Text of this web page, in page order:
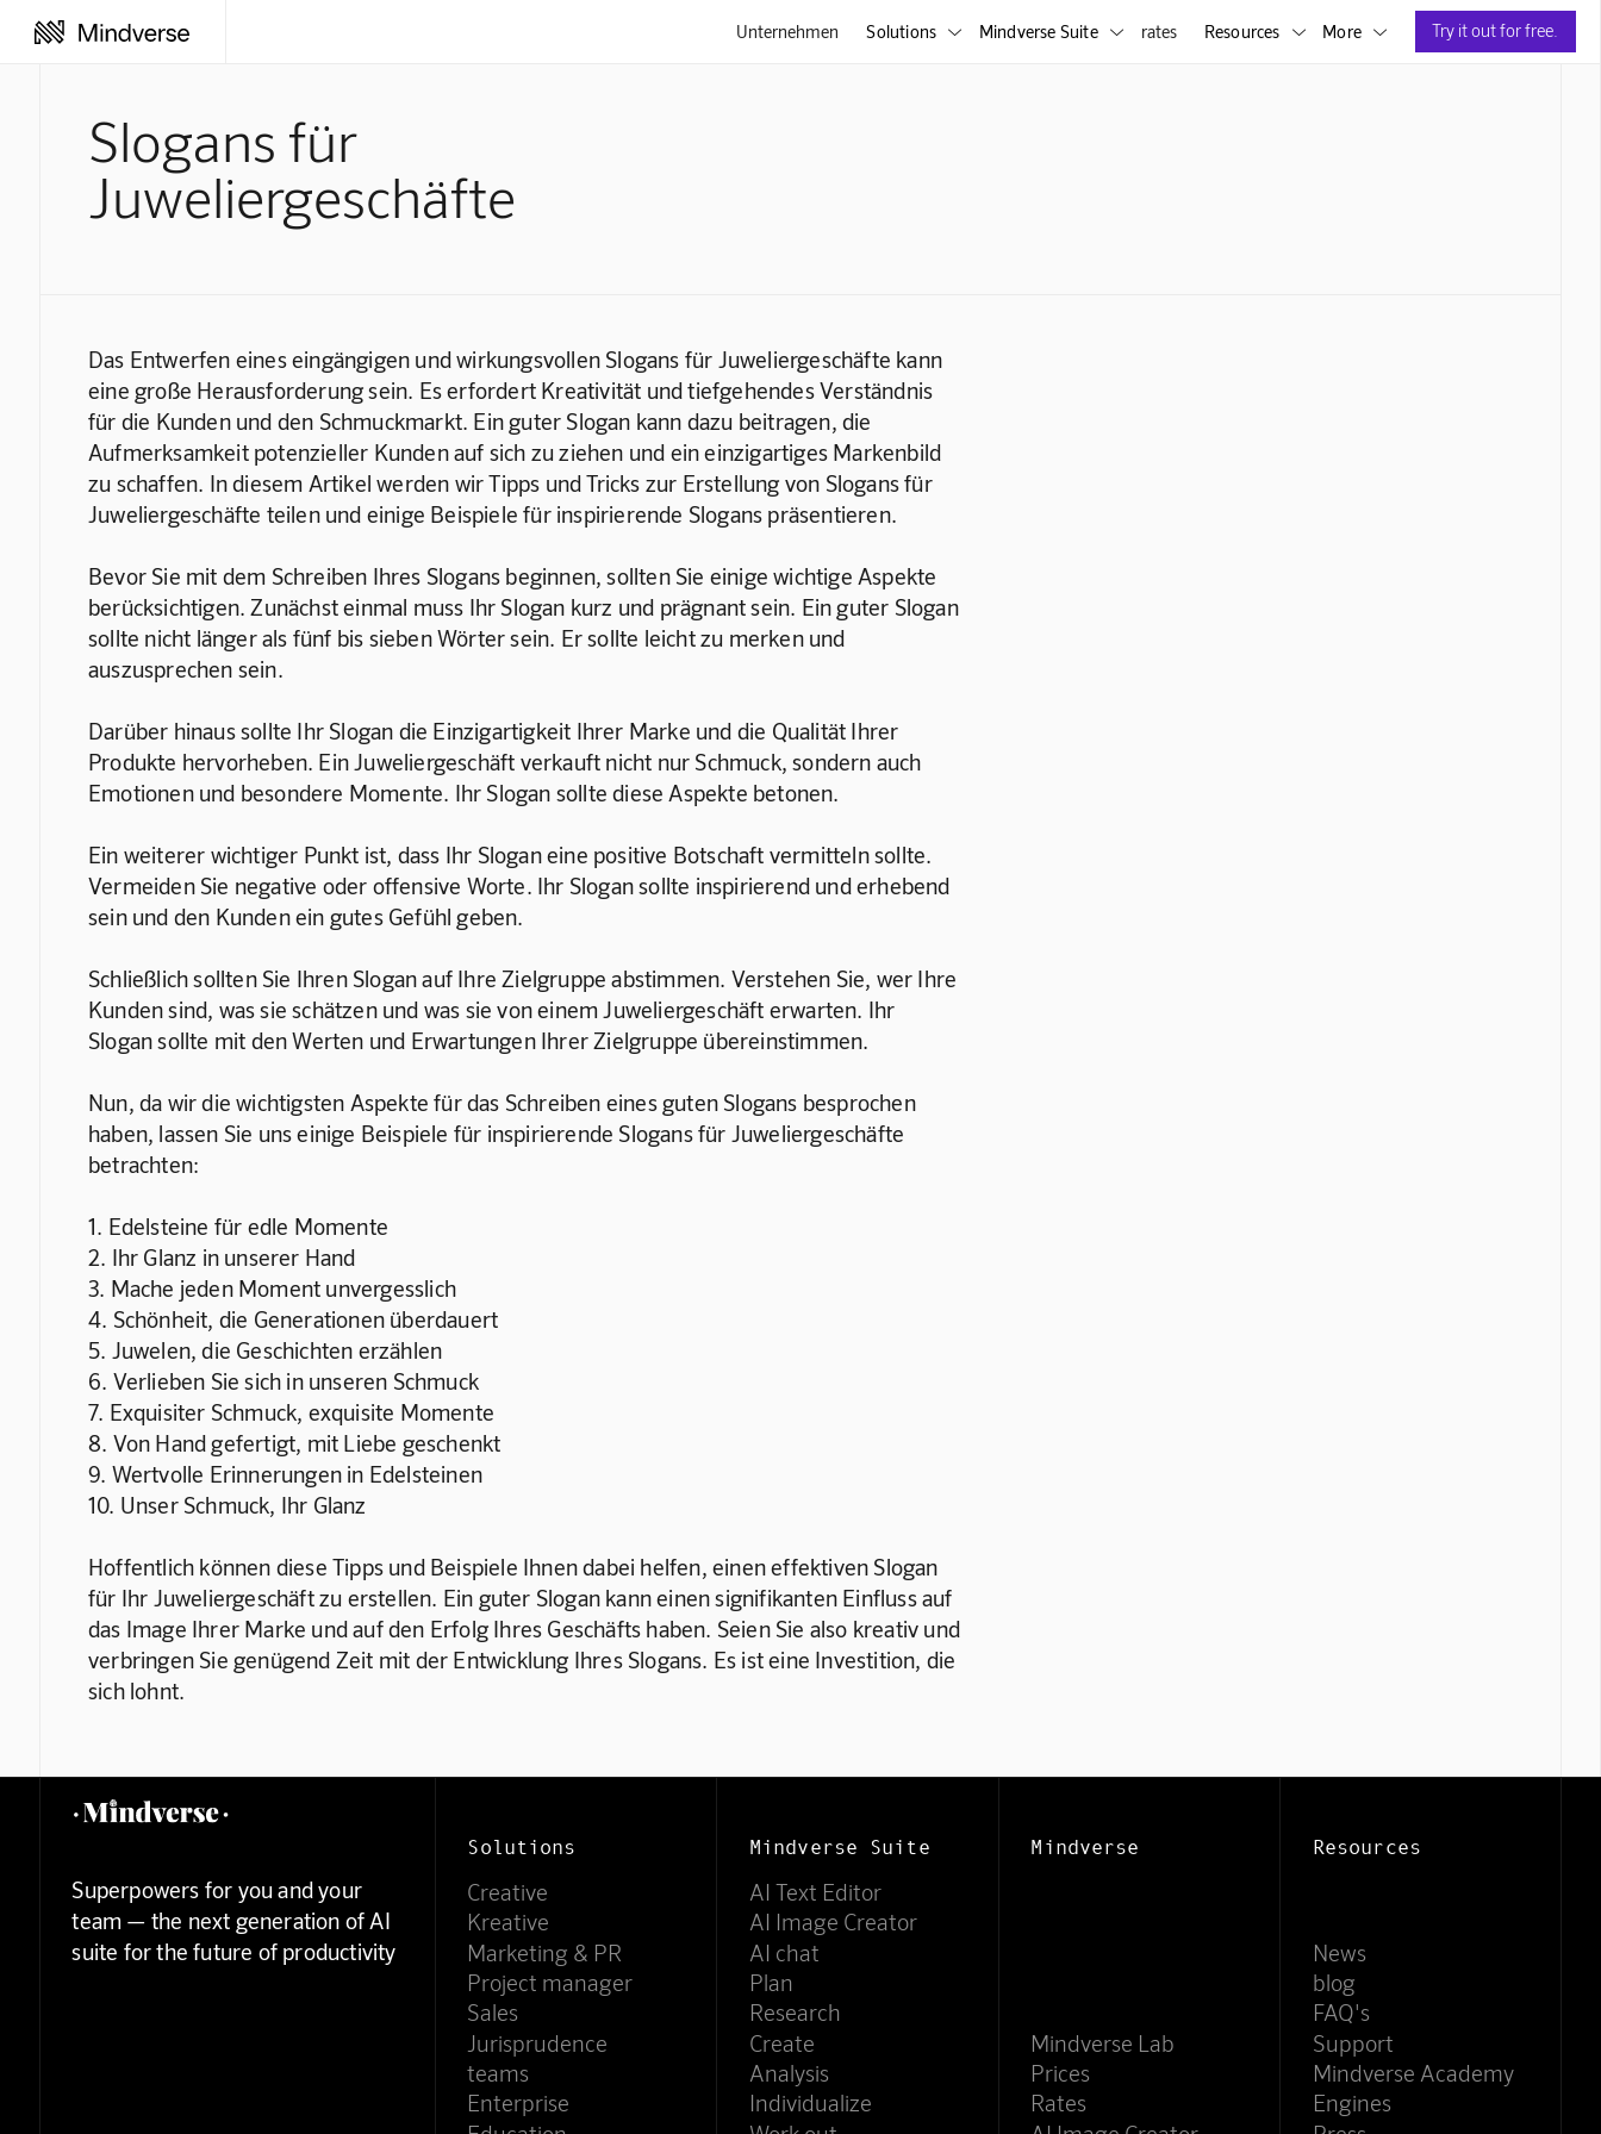
Unternehmen Solutions  Mindverse Suite  rates Resources  More  Try it out for free.
Slogans für
Juweliergeschäfte
Das Entwerfen eines eingängigen und wirkungsvollen Slogans für Juweliergeschäfte kann
eine große Herausforderung sein. Es erfordert Kreativität und tiefgehendes Verständnis
für die Kunden und den Schmuckmarkt. Ein guter Slogan kann dazu beitragen, die
Aufmerksamkeit potenzieller Kunden auf sich zu ziehen und ein einzigartiges Markenbild
zu schaffen. In diesem Artikel werden wir Tipps und Tricks zur Erstellung von Slogans für
Juweliergeschäfte teilen und einige Beispiele für inspirierende Slogans präsentieren.
Bevor Sie mit dem Schreiben Ihres Slogans beginnen, sollten Sie einige wichtige Aspekte
berücksichtigen. Zunächst einmal muss Ihr Slogan kurz und prägnant sein. Ein guter Slogan
sollte nicht länger als fünf bis sieben Wörter sein. Er sollte leicht zu merken und
auszusprechen sein.
Darüber hinaus sollte Ihr Slogan die Einzigartigkeit Ihrer Marke und die Qualität Ihrer
Produkte hervorheben. Ein Juweliergeschäft verkauft nicht nur Schmuck, sondern auch
Emotionen und besondere Momente. Ihr Slogan sollte diese Aspekte betonen.
Ein weiterer wichtiger Punkt ist, dass Ihr Slogan eine positive Botschaft vermitteln sollte.
Vermeiden Sie negative oder offensive Worte. Ihr Slogan sollte inspirierend und erhebend
sein und den Kunden ein gutes Gefühl geben.
Schließlich sollten Sie Ihren Slogan auf Ihre Zielgruppe abstimmen. Verstehen Sie, wer Ihre
Kunden sind, was sie schätzen und was sie von einem Juweliergeschäft erwarten. Ihr
Slogan sollte mit den Werten und Erwartungen Ihrer Zielgruppe übereinstimmen.
Nun, da wir die wichtigsten Aspekte für das Schreiben eines guten Slogans besprochen
haben, lassen Sie uns einige Beispiele für inspirierende Slogans für Juweliergeschäfte
betrachten:
1. Edelsteine für edle Momente
2. Ihr Glanz in unserer Hand
3. Mache jeden Moment unvergesslich
4. Schönheit, die Generationen überdauert
5. Juwelen, die Geschichten erzählen
6. Verlieben Sie sich in unseren Schmuck
7. Exquisiter Schmuck, exquisite Momente
8. Von Hand gefertigt, mit Liebe geschenkt
9. Wertvolle Erinnerungen in Edelsteinen
10. Unser Schmuck, Ihr Glanz
Hoffentlich können diese Tipps und Beispiele Ihnen dabei helfen, einen effektiven Slogan
für Ihr Juweliergeschäft zu erstellen. Ein guter Slogan kann einen signifikanten Einfluss auf
das Image Ihrer Marke und auf den Erfolg Ihres Geschäfts haben. Seien Sie also kreativ und
verbringen Sie genügend Zeit mit der Entwicklung Ihres Slogans. Es ist eine Investition, die
sich lohnt.
Superpowers for you and your
team — the next generation of AI
suite for the future of productivity
Solutions
Creative
Kreative
Marketing & PR
Project manager
Sales
Jurisprudence
teams
Enterprise
Mindverse Suite
AI Text Editor
AI Image Creator
AI chat
Plan
Research
Create
Analysis
Individualize
Mindverse
Mindverse Lab
Prices
Rates
Resources
News
blog
FAQ's
Support
Mindverse Academy
Engines